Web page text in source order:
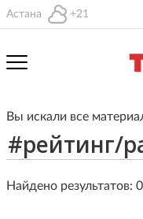
Астана +21
Вы искали все
Найдено результатов: 0